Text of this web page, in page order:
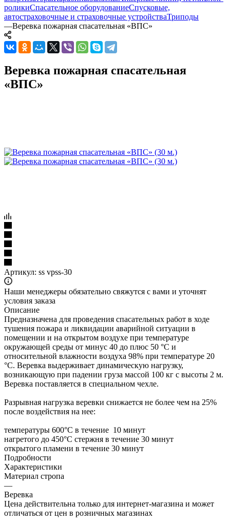
роликиСпасательное оборудованиеСпусковые,
автостраховочные и страховочные устройстваТриподы
—Веревка пожарная спасательная «ВПС»
Веревка пожарная спасательная
«ВПС»
Артикул: ss vpss-30
Наши менеджеры обязательно свяжутся с вами и уточнят
условия заказа
Описание
Предназначена для проведения спасательных работ в ходе
тушения пожара и ликвидации аварийной ситуации в
помещении и на открытом воздухе при температуре
окружающей среды от минус 40 до плюс 50 °С и
относительной влажности воздуха 98% при температуре 20
°С. Веревка выдерживает динамическую нагрузку,
возникающую при падении груза массой 100 кг с высоты 2 м.
Веревка поставляется в специальном чехле.
Разрывная нагрузка веревки снижается не более чем на 25%
после воздействия на нее:
температуры 600°С в течение 10 минут
нагретого до 450°С стержня в течение 30 минут
открытого пламени в течение 30 минут
Подробности
Характеристики
Материал стропа
—
Веревка
Цена действительна только для интернет-магазина и может
отличаться от цен в розничных магазинах